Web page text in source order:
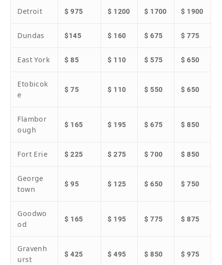
Detroit $ 975 $ 1200 $ 1700 $ 1900
Dundas $145 $ 160 $ 675 $ 775
East York $ 85 $ 110 $ 575 $ 650
Etobicok
e
$ 75 $ 110 $ 550 $ 650
Flambor
ough
$ 165 $ 195 $ 675 $ 850
Fort Erie $ 225 $ 275 $ 700 $ 850
George
town
$ 95 $ 125 $ 650 $ 750
Goodwo
od
$ 165 $ 195 $ 775 $ 875
Gravenh
urst
$ 425 $ 495 $ 850 $ 975